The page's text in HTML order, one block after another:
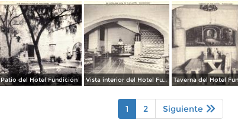
Patio del Hotel Fundición Vista interior del Hotel Fundición
1 2 Siguiente